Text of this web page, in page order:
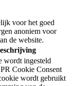
voor het goed
anoniem voor
de website.
wordt ingesteld
Cookie Consent
wordt gebruikt